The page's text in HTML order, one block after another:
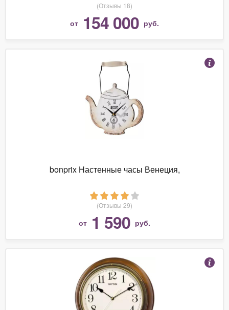
(Отзывы 18)
от 154 000 руб.
bonprix Настенные часы Венеция,
(Отзывы 29)
от 1 590 руб.